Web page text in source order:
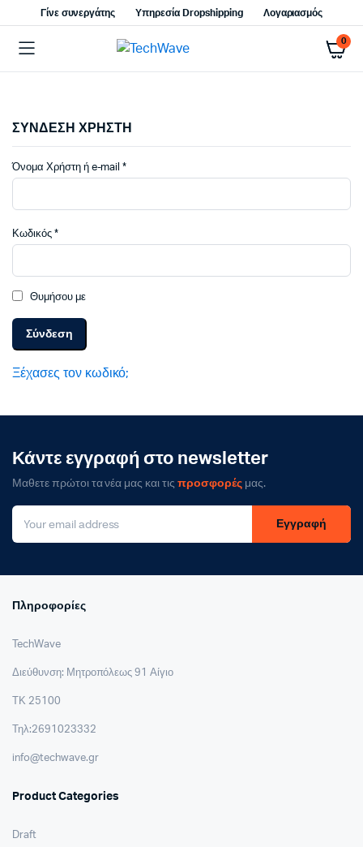
Γίνε συνεργάτης Υπηρεσία Dropshipping Λογαριασμός
0
ΣΥΝΔΕΣΗ ΧΡΗΣΤΗ
Όνομα Χρήστη ή e-mail*Απαιτείται
Κωδικός *Απαιτείται
Θυμήσου με
Σύνδεση
Ξέχασες τον κωδικό;
Κάντε εγγραφή στο newsletter
Μαθετε πρώτοι τα νέα μας και τιςπροσφορέςμας.
Εγγραφή
Πληροφορίες
TechWave
Διεύθυνση: Μητροπόλεως 91 Αίγιο
ΤΚ 25100
Τηλ:2691023332
info@techwave.gr
Product Categories
Draft